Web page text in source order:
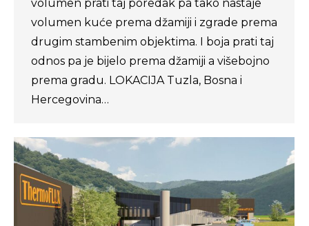
volumen prati taj poredak pa tako nastaje
volumen kuće prema džamiji i zgrade prema
drugim stambenim objektima. I boja prati taj
odnos pa je bijelo prema džamiji a višebojno
prema gradu. LOKACIJA Tuzla, Bosna i
Hercegovina…